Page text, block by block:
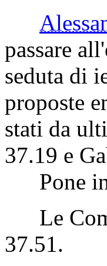
passare
seduta di
proposte
stati da
37.19 e
Pone in
Le
37.51.